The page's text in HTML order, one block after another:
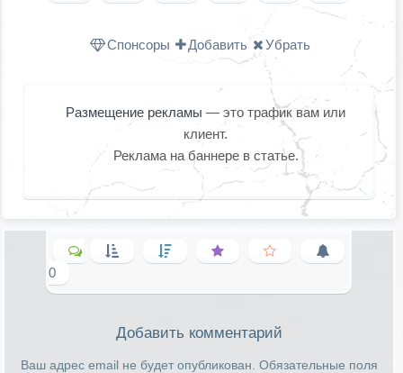
Одноклассниках
WhatsAppв X
Спонсоры Добавить Убрать
Размещение рекламы — это трафик вам или
клиент.
Реклама на баннере в статье.
0
Добавить комментарий
Ваш адрес email не будет опубликован. Обязательные поля